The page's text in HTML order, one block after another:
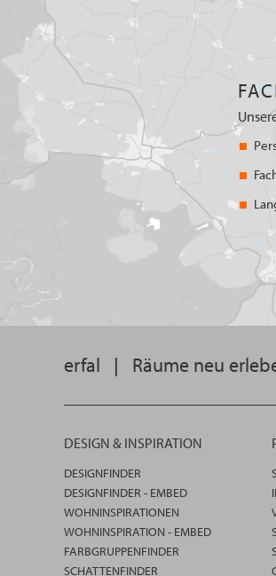
erfal | Räume neu
DESIGN & INSPIRATION
DESIGNFINDER
DESIGNFINDER - EMBED
WOHNINSPIRATIONEN
WOHNINSPIRATION - EMBED
FARBGRUPPENFINDER
SCHATTENFINDER